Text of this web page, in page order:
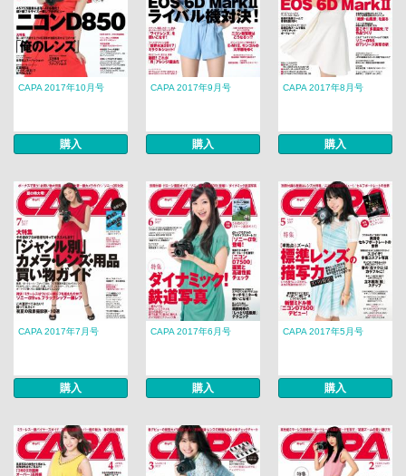
CAPA 2017年10月号
購入
CAPA 2017年9月号
購入
CAPA 2017年8月号
購入
CAPA 2017年7月号
購入
CAPA 2017年6月号
購入
CAPA 2017年5月号
購入